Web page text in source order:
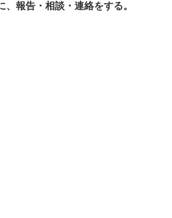
、報告・相談・連絡をする。